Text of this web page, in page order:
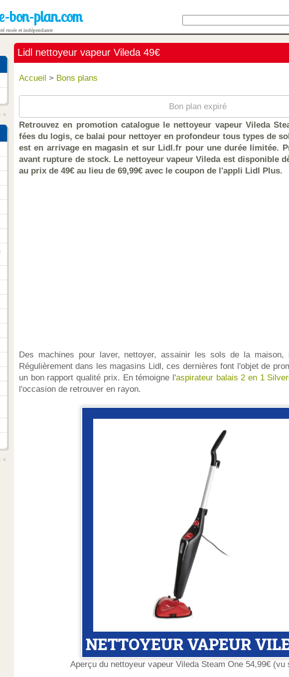
bon-plan.com
rusée et indépendante
Lidl nettoyeur vapeur Vileda 49€
Accueil > Bons plans
Bon plan expiré
Retrouvez en promotion catalogue le nettoyeur vapeur Vileda
fées du logis, ce balai pour nettoyer en profondeur tous types de
est en arrivage en magasin et sur Lidl.fr pour une durée limitée.
avant rupture de stock. Le nettoyeur vapeur Vileda est disponible
au prix de 49€ au lieu de 69,99€ avec le coupon de l'appli Lidl Plus.
Des machines pour laver, nettoyer, assainir les sols de la
Régulièrement dans les magasins Lidl, ces dernières font l'objet de
un bon rapport qualité prix. En témoigne l'aspirateur balais 2 en 1
l'occasion de retrouver en rayon.
Aperçu du nettoyeur vapeur Vileda Steam One 54,99€ (vu